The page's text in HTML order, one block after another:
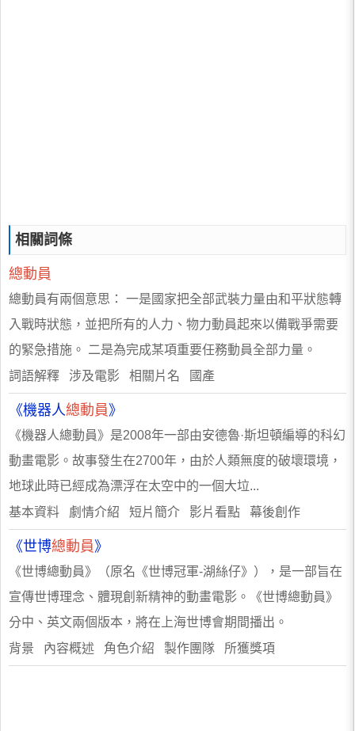
相關詞條
總動員
總動員有兩個意思： 一是國家把全部武裝力量由和平狀態轉
入戰時狀態，並把所有的人力、物力動員起來以備戰爭需要
的緊急措施。 二是為完成某項重要任務動員全部力量。
詞語解釋 涉及電影 相關片名 國產
《機器人總動員》
《機器人總動員》是2008年一部由安德魯·斯坦頓編導的科幻
動畫電影。故事發生在2700年，由於人類無度的破壞環境，
地球此時已經成為漂浮在太空中的一個大垃...
基本資料 劇情介紹 短片簡介 影片看點 幕後創作
《世博總動員》
《世博總動員》（原名《世博冠軍-湖絲仔》），是一部旨在
宣傳世博理念、體現創新精神的動畫電影。《世博總動員》
分中、英文兩個版本，將在上海世博會期間播出。
背景 內容概述 角色介紹 製作團隊 所獲獎項